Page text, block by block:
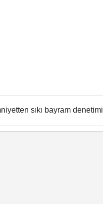
sıkı bayram denetimi